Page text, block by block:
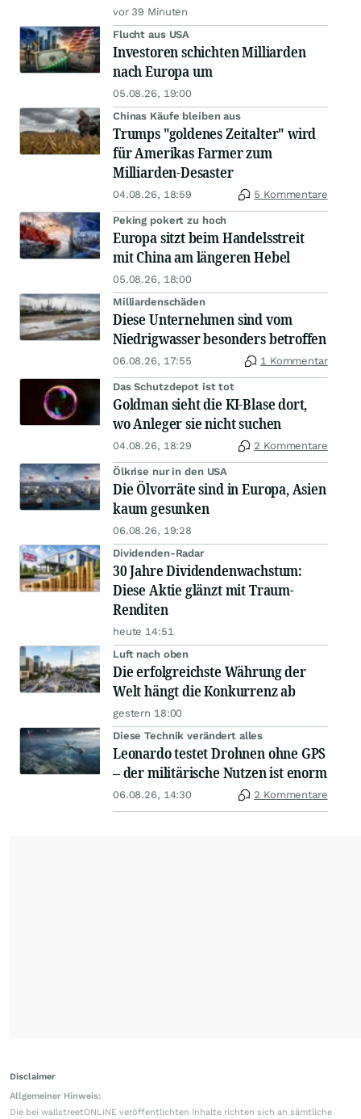
vor 39 Minuten
Flucht aus USA
Investoren schichten Milliarden
nach Europa um
05.08.26, 19:00
Chinas Käufe bleiben aus
Trumps "goldenes Zeitalter" wird
für Amerikas Farmer zum
Milliarden-Desaster
04.08.26, 18:59 5 Kommentare
Peking pokert zu hoch
Europa sitzt beim Handelsstreit
mit China am längeren Hebel
05.08.26, 18:00
Milliardenschäden
Diese Unternehmen sind vom
Niedrigwasser besonders betroffen
06.08.26, 17:55 1 Kommentar
Das Schutzdepot ist tot
Goldman sieht die KI-Blase dort,
wo Anleger sie nicht suchen
04.08.26, 18:29 2 Kommentare
Ölkrise nur in den USA
Die Ölvorräte sind in Europa, Asien
kaum gesunken
06.08.26, 19:28
Dividenden-Radar
30 Jahre Dividendenwachstum:
Diese Aktie glänzt mit Traum-
Renditen
heute 14:51
Luft nach oben
Die erfolgreichste Währung der
Welt hängt die Konkurrenz ab
gestern 18:00
Diese Technik verändert alles
Leonardo testet Drohnen ohne GPS
– der militärische Nutzen ist enorm
06.08.26, 14:30 2 Kommentare
Disclaimer
Allgemeiner Hinweis:
Die bei wallstreetONLINE veröffentlichten Inhalte richten sich an sämtliche